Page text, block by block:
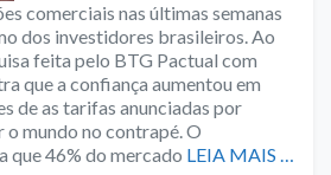
comerciais nas últimas semanas
dos investidores brasileiros. Ao
feita pelo BTG Pactual com
que a confiança aumentou em
de as tarifas anunciadas por
mundo no contrapé. O
que 46% do mercado LEIA MAIS …